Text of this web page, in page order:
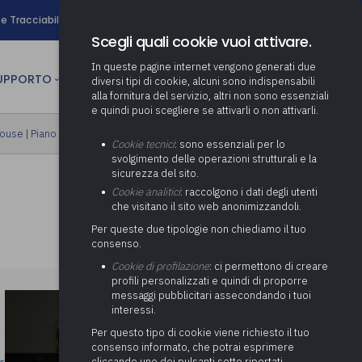
e Tracciabilità
Determinazione fondo risorse
decentrate
Pratiche previdenziali
ai comuni per l’attivazione di
(Partenariato Pubblico
Privato)
Società e organismi
adempimenti degli enti locali
Adeguamento del sistema di
gestione documentale alle
nuove linee guida sul
documento informatico
Protezione dei Dati (RPD,
altrimenti denominato Data
Protection Officer, DPO)
Supporto transizione al
digitale
Gestione IVA
Gestione IRAP
Consolidato
Relazione di fine e inizio
mandato
Supporto alla predisposizione
del Piano Economico-
Attività di supporto Gare
Energetiche (ex Legge 10/91)
Controllo Pratiche Sismiche
CULTURA person AREA RISERVATA
| Piano formativo gratuito associati
Scegli quali cookie vuoi attivare.
In queste pagine internet vengono generati due
diversi tipi di cookie, alcuni sono indispensabili
alla fornitura del servizio, altri non sono essenziali
e quindi puoi scegliere se attivarli o non attivarli.
Cookie tecnici: sono essenziali per lo
svolgimento delle operazioni strutturali e la
sicurezza del sito.
Cookie analitici: raccolgono i dati degli utenti
che visitano il sito web anonimizzandoli.
Per queste due tipologie non chiediamo il tuo
consenso.
Cookie di profilazione: ci permettono di creare
profili personalizzati e quindi di proporre
messaggi pubblicitari assecondando i tuoi
interessi.
Per questo tipo di cookie viene richiesto il tuo
consenso informato, che potrai esprimere